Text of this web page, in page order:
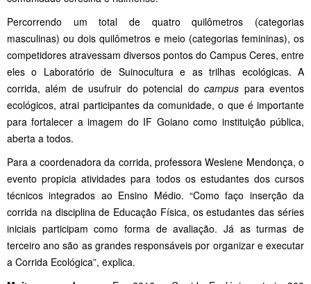
Percorrendo um total de quatro quilômetros (categorias
masculinas) ou dois quilômetros e meio (categorias femininas), os
competidores atravessam diversos pontos do Campus Ceres, entre
eles o Laboratório de Suinocultura e as trilhas ecológicas. A
corrida, além de usufruir do potencial docampus para eventos
ecológicos, atrai participantes da comunidade, o que é importante
para fortalecer a imagem do IF Goiano como instituição pública,
aberta a todos.
Para a coordenadora da corrida, professora Weslene Mendonça, o
evento propicia atividades para todos os estudantes dos cursos
técnicos integrados ao Ensino Médio. “Como faço inserção da
corrida na disciplina de Educação Física, os estudantes das séries
iniciais participam como forma de avaliação. Já as turmas de
terceiro ano são as grandes responsáveis por organizar e executar
a Corrida Ecológica”, explica.